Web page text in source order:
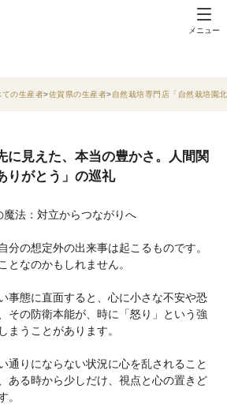
メニュー
ての生産者 佐賀県の生産者 自然栽培専門店「自然栽培園
に見えた、本当の豊かさ。人間関
りがとう」の巡礼
法：対立からつながりへ
分の想定外の出来事は起こるものです。
となのかもしれません。
事態に直面すると、心に小さな不安や恐
その防衛本能が、時に「怒り」という強
まうことがあります。
通りにならない状況に心を乱されること
ある時から少しだけ、視点と心の置きど
。